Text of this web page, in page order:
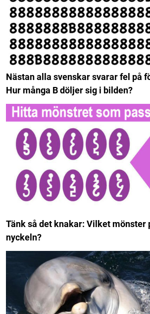
Nästan alla svenskar svarar fel på
Hur många B döljer sig i bilden?
Tänk så det knakar: Vilket mönster
nyckeln?